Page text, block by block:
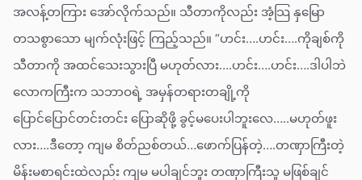
အလန့်တကြား အော်လိုက်သည်။ သီတာကိုလည်း အံ့သြ နှမြော
တသစွာသော မျက်လုံးဖြင့် ကြည့်သည်။ “ဟင်း….ဟင်း….ကိုချစ်ကို
သီတာကို အထင်သေးသွားပြီ မဟုတ်လား….ဟင်း….ဟင်း….ဒါပါဘဲ
လောကကြီးက သဘာဝရဲ့ အမှန်တရားတချို့ကို
ပြောင်ပြောင်တင်းတင်း ပြောဆိုဖို့ ခွင့်မပေးပါဘူးလေ…..မဟုတ်ဖူး
လား….ဒီတော့ ကျမ စိတ်ညစ်တယ်…ဖောက်ပြန်တဲ့….တဏှာကြီးတဲ့
မိန်းမစာရင်းထဲလည်း ကျမ မပါချင်ဘူး တဏှာကြီးသူ မဖြစ်ချင်